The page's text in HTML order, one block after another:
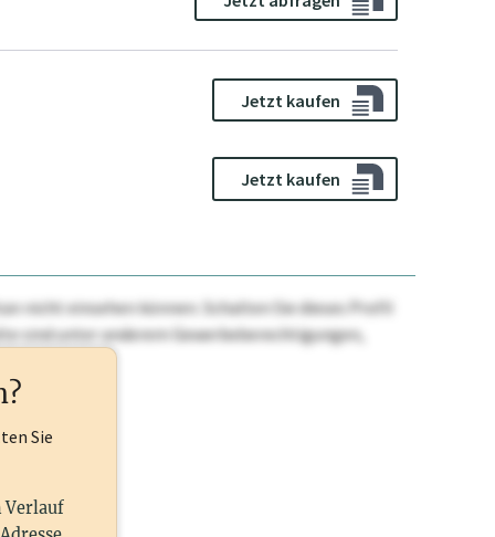
Jetzt kaufen
Jetzt kaufen
nicht einsehen können. Schalten Sie dieses Profil
sind unter anderem Gewerbeberechtigungen,
Sie
Verlauf